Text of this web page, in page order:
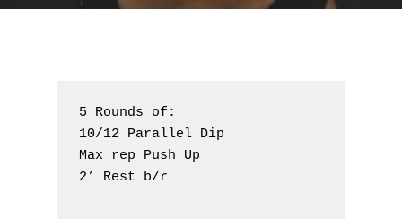
5 Rounds of:
10/12 Parallel Dip
Max rep Push Up
2’ Rest b/r